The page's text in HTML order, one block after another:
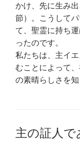
かけ、先に生み
節）。こうして
て、聖霊に持ち
ったのです。
私たちは、主イ
むことによって
の素晴らしさを知
主の証人